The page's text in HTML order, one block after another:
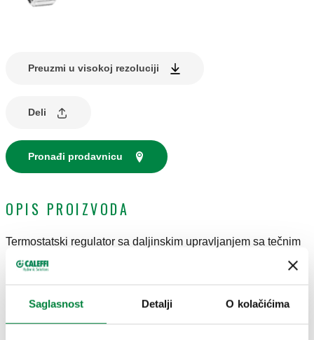
Saglasnost Detalji O kolačićima
Preuzmi u visokoj rezoluciji
Deli
Pronađi prodavnicu
OPIS PROIZVODA
Termostatski regulator sa daljinskim upravljanjem sa tečnim
senzorom.
Graduisana skala za podešavanje od 1 do 5, što odgovara